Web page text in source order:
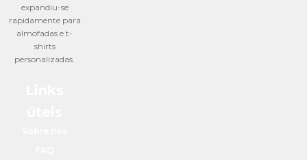
expandiu-se
rapidamente para
almofadas e t-
shirts
personalizadas.